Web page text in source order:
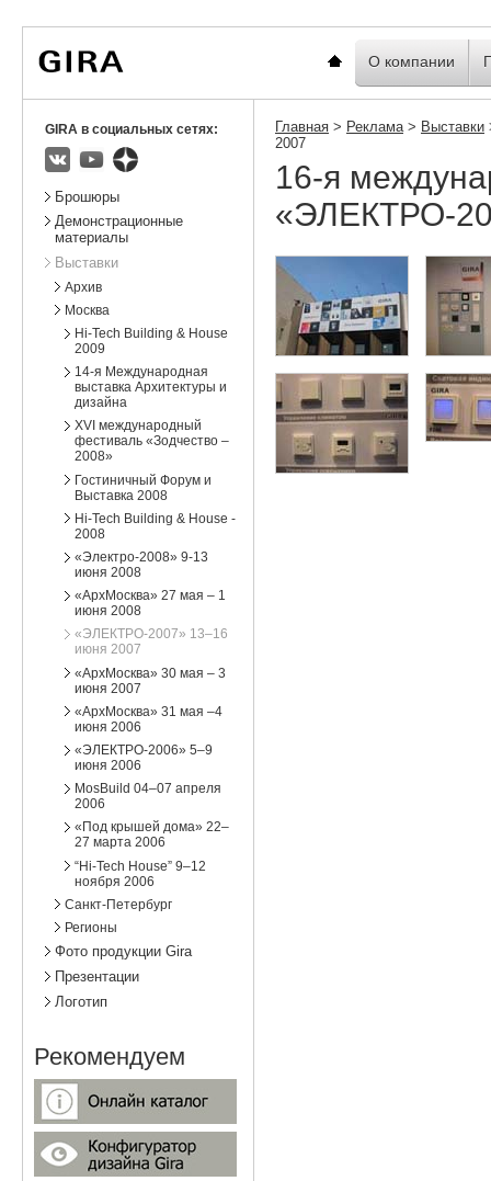
Главная
О компании
Главная > Реклама > Выставки
2007
16-я
«ЭЛЕКТРО-
GIRA в социальных сетях:
Подразделы
Брошюры
Демонстрационные
материалы
Выставки
Архив
Москва
Hi-Tech Building & House
2009
14-я Международная
выставка Архитектуры и
дизайна
XVI международный
фестиваль «Зодчество –
2008»
Гостиничный Форум и
Выставка 2008
Hi-Tech Building & House -
2008
«Электро-2008» 9-13
июня 2008
«АрхМосква» 27 мая – 1
июня 2008
«ЭЛЕКТРО-2007» 13–16
июня 2007
«АрхМосква» 30 мая – 3
июня 2007
«АрхМосква» 31 мая –4
июня 2006
«ЭЛЕКТРО-2006» 5–9
июня 2006
MosBuild 04–07 апреля
2006
«Под крышей дома» 22–
27 марта 2006
“Hi-Tech House” 9–12
ноября 2006
Санкт-Петербург
Регионы
Фото продукции Gira
Презентации
Логотип
Рекомендуем